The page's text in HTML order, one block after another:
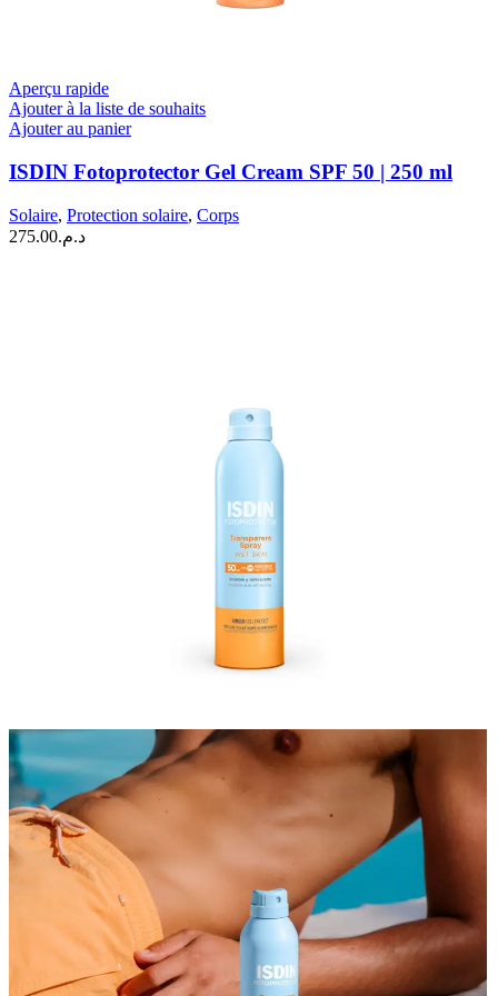
Aperçu rapide
Ajouter à la liste de souhaits
Ajouter au panier
ISDIN Fotoprotector Gel Cream SPF 50 | 250 ml
Solaire, Protection solaire, Corps
د.م.275.00